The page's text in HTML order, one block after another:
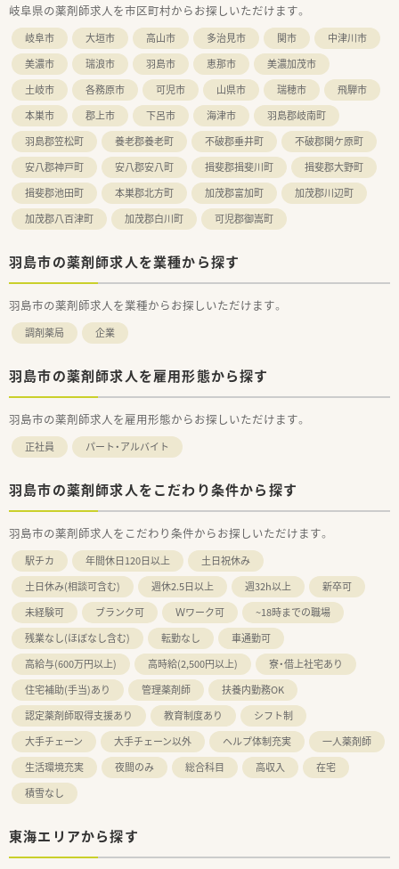
岐阜県の薬剤師求人を市区町村からお探しいただけます。
岐阜市 大垣市 高山市 多治見市 関市
中津川市
美濃市
瑞浪市 羽島市 恵那市
美濃加茂市
土岐市
各務原市 可児市 山県市 瑞穂市
飛騨市
本巣市
郡上市 下呂市 海津市
羽島郡岐南町
羽島郡笠松町
養老郡養老町 不破郡垂井町
不破郡関ケ原町
安八郡神戸町
安八郡安八町 揖斐郡揖斐川町
揖斐郡大野町
揖斐郡池田町
本巣郡北方町 加茂郡富加町
加茂郡川辺町
加茂郡八百津町
加茂郡白川町 可児郡御嵩町
羽島市の薬剤師求人を業種から探す
羽島市の薬剤師求人を業種からお探しいただけます。
調剤薬局 企業
羽島市の薬剤師求人を雇用形態から探す
羽島市の薬剤師求人を雇用形態からお探しいただけます。
正社員 パート・アルバイト
羽島市の薬剤師求人をこだわり条件から探す
羽島市の薬剤師求人をこだわり条件からお探しいただけます。
駅チカ 年間休日120日以上
土日祝休み
土日休み(相談可含む)
週休2.5日以上 週32h以上
新卒可
未経験可
ブランク可 Ｗワーク可
~18時までの職場
残業なし(ほぼなし含む)
転勤なし
車通勤可
高給与(600万円以上)
高時給(2,500円以上)
寮・借上社宅あり
住宅補助(手当)あり
管理薬剤師
扶養内勤務OK
認定薬剤師取得支援あり
教育制度あり
シフト制
大手チェーン
大手チェーン以外 ヘルプ体制充実
一人薬剤師
生活環境充実
夜間のみ 総合科目 高収入
在宅
積雪なし
東海エリアから探す